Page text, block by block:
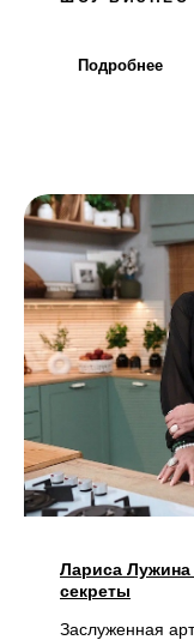
Подробнее
Лариса
секреты
Заслуженная